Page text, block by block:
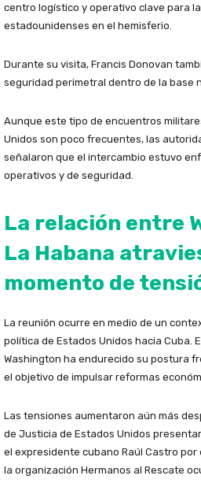
centro logístico y operativo clave para
estadounidenses en el hemisferio.
Durante su visita, Francis Donovan
seguridad perimetral dentro de la base
Aunque este tipo de encuentros
Unidos son poco frecuentes, las
señalaron que el intercambio estuvo
operativos y de seguridad.
La relación entre
La Habana
momento de
La reunión ocurre en medio de un
política de Estados Unidos hacia Cuba.
Washington ha endurecido su postura
el objetivo de impulsar reformas
Las tensiones aumentaron aún más
de Justicia de Estados Unidos
el expresidente cubano Raúl Castro por
la organización Hermanos al Rescate